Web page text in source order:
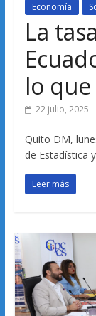
Economía
La
lo
22 julio, 2025
Quito DM,
de Estadística
Leer más